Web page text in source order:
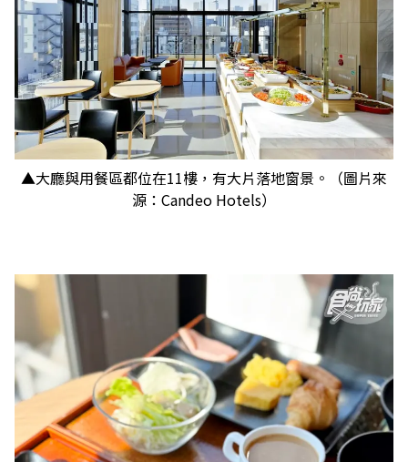
▲大廳與用餐區都位在11樓，有大片落地窗景。（圖片來
源：Candeo Hotels）